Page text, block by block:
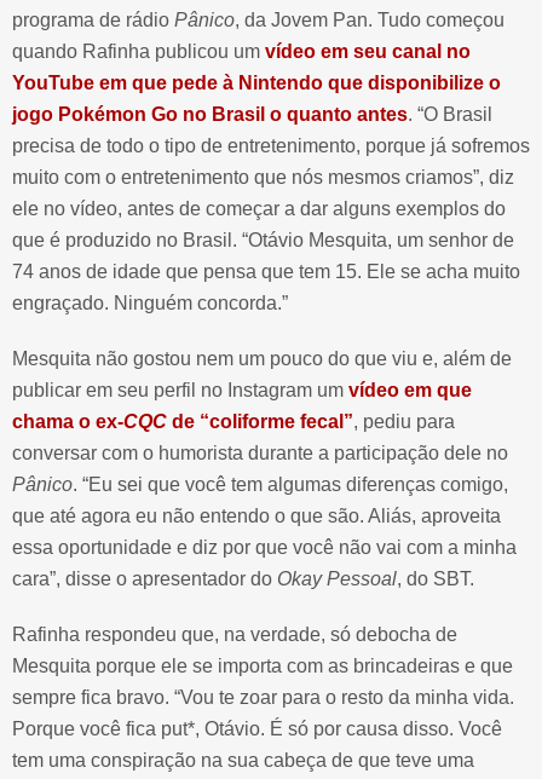
programa de rádio Pânico, da Jovem Pan. Tudo começou
quando Rafinha publicou um vídeo em seu canal no
YouTube em que pede à Nintendo que disponibilize o
jogo Pokémon Go no Brasil o quanto antes. “O Brasil
precisa de todo o tipo de entretenimento, porque já sofremos
muito com o entretenimento que nós mesmos criamos”, diz
ele no vídeo, antes de começar a dar alguns exemplos do
que é produzido no Brasil. “Otávio Mesquita, um senhor de
74 anos de idade que pensa que tem 15. Ele se acha muito
engraçado. Ninguém concorda.”
Mesquita não gostou nem um pouco do que viu e, além de
publicar em seu perfil no Instagram um vídeo em que
chama o ex-CQC de “coliforme fecal”, pediu para
conversar com o humorista durante a participação dele no
Pânico. “Eu sei que você tem algumas diferenças comigo,
que até agora eu não entendo o que são. Aliás, aproveita
essa oportunidade e diz por que você não vai com a minha
cara”, disse o apresentador do Okay Pessoal, do SBT.
Rafinha respondeu que, na verdade, só debocha de
Mesquita porque ele se importa com as brincadeiras e que
sempre fica bravo. “Vou te zoar para o resto da minha vida.
Porque você fica put*, Otávio. É só por causa disso. Você
tem uma conspiração na sua cabeça de que teve uma